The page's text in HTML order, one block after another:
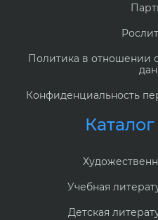
Политика в отношении
Конфиденциальность
Учебная
Детская